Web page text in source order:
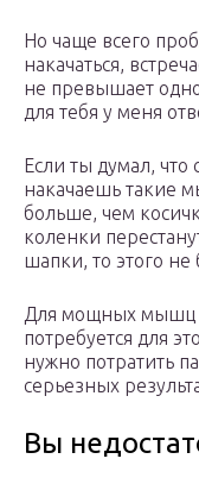
Но чаще всего
накачаться,
не превышает
для тебя у меня
Если ты думал,
накачаешь такие
больше, чем
коленки
шапки, то этого не
Для мощных мышц
потребуется для
нужно потратить
серьезных
Вы